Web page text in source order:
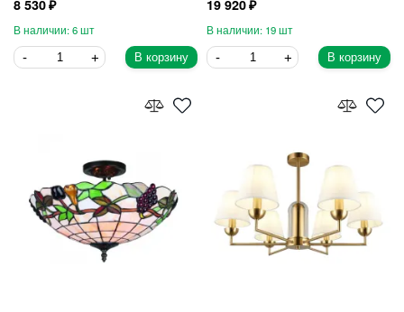
8 530
6
В корзину
19 920
19
В корзину